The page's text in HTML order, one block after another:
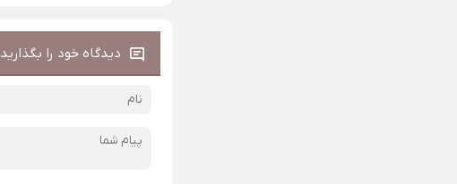
دیدگاه خود را بگذارید